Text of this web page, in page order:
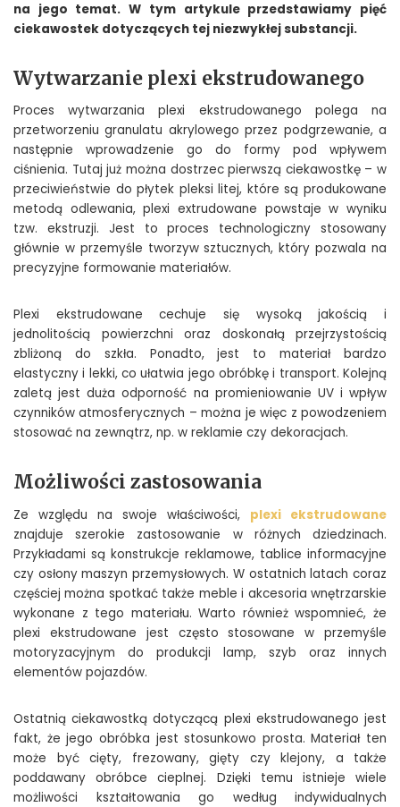
na jego temat. W tym artykule przedstawiamy pięć
ciekawostek dotyczących tej niezwykłej substancji.
Wytwarzanie plexi ekstrudowanego
Proces wytwarzania plexi ekstrudowanego polega na
przetworzeniu granulatu akrylowego przez podgrzewanie, a
następnie wprowadzenie go do formy pod wpływem
ciśnienia. Tutaj już można dostrzec pierwszą ciekawostkę – w
przeciwieństwie do płytek pleksi litej, które są produkowane
metodą odlewania, plexi extrudowane powstaje w wyniku
tzw. ekstruzji. Jest to proces technologiczny stosowany
głównie w przemyśle tworzyw sztucznych, który pozwala na
precyzyjne formowanie materiałów.
Plexi ekstrudowane cechuje się wysoką jakością i
jednolitością powierzchni oraz doskonałą przejrzystością
zbliżoną do szkła. Ponadto, jest to materiał bardzo
elastyczny i lekki, co ułatwia jego obróbkę i transport. Kolejną
zaletą jest duża odporność na promieniowanie UV i wpływ
czynników atmosferycznych – można je więc z powodzeniem
stosować na zewnątrz, np. w reklamie czy dekoracjach.
Możliwości zastosowania
Ze względu na swoje właściwości, plexi ekstrudowane
znajduje szerokie zastosowanie w różnych dziedzinach.
Przykładami są konstrukcje reklamowe, tablice informacyjne
czy osłony maszyn przemysłowych. W ostatnich latach coraz
częściej można spotkać także meble i akcesoria wnętrzarskie
wykonane z tego materiału. Warto również wspomnieć, że
plexi ekstrudowane jest często stosowane w przemyśle
motoryzacyjnym do produkcji lamp, szyb oraz innych
elementów pojazdów.
Ostatnią ciekawostką dotyczącą plexi ekstrudowanego jest
fakt, że jego obróbka jest stosunkowo prosta. Materiał ten
może być cięty, frezowany, gięty czy klejony, a także
poddawany obróbce cieplnej. Dzięki temu istnieje wiele
możliwości kształtowania go według indywidualnych